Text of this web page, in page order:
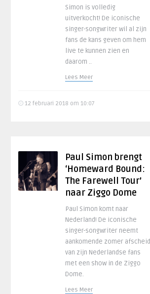
Simon is volledig
uitverkocht! De iconische
singer-songwriter wil al zijn
fans de kans geven om hem
live te kunnen zien en
daarom ..
Lees Meer
12 februari 2018 om 10:07
Paul Simon brengt
‘Homeward Bound:
The Farewell Tour’
naar Ziggo Dome
Paul Simon komt naar
Nederland! De iconische
singer-songwriter neemt
aankomende zomer afscheid
van zijn Nederlandse fans
met een show in de Ziggo
Dome.
Lees Meer